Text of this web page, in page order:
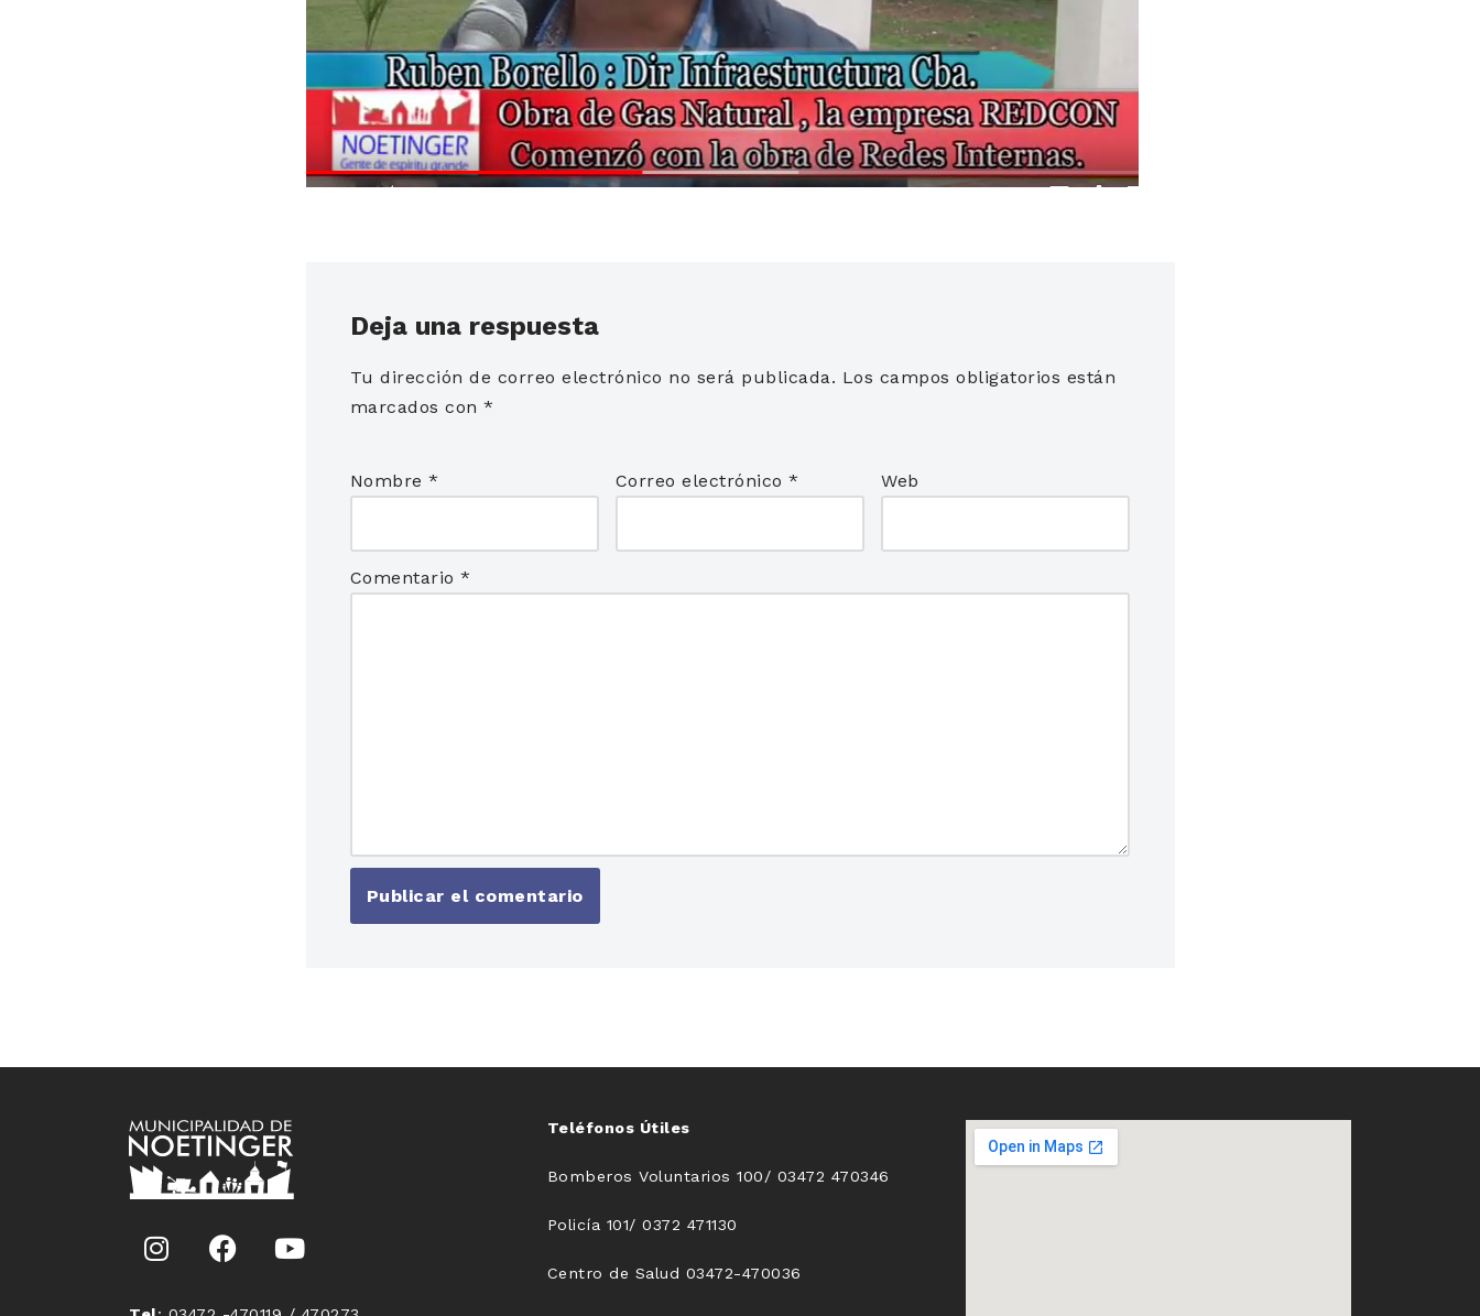
Deja una respuesta
Tu dirección de correo electrónico no será publicada. Los campos obligatorios están
marcados con *
Nombre * Correo electrónico* Web
Comentario *
Teléfonos Útiles
Bomberos Voluntarios 100/ 03472 470346
Policía 101/ 0372 471130
Centro de Salud 03472-470036